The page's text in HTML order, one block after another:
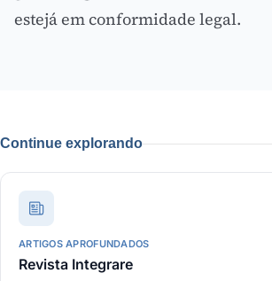
estejá em conformidade legal.
Continue explorando
ARTIGOS APROFUNDADOS
Revista Integrare